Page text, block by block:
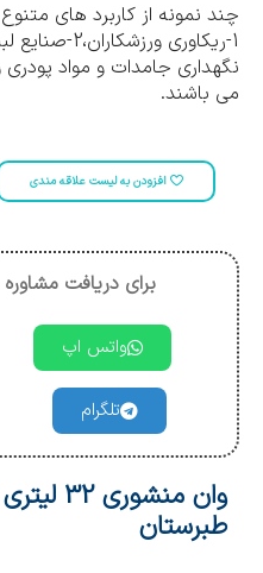
چند نمونه از کاربرد های
نگهداری جامدات و مواد پودری
می باشند.
افزودن به لیست علاقه مندی
برای دریافت مشاوره
واتس اپ
تلگرام
وان
طبرستان